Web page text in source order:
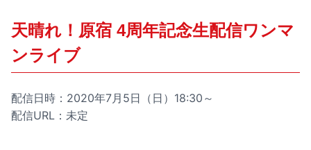
天晴れ！原宿 4周年記念生配信ワンマ
ンライブ
配信日時：2020年7月5日（日）18:30～
配信URL：未定